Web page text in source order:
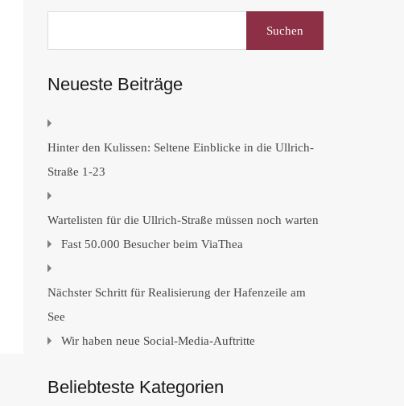
nach:
Neueste Beiträge
Hinter den Kulissen: Seltene Einblicke in die Ullrich-
Straße 1-23
Wartelisten für die Ullrich-Straße müssen noch warten
Fast 50.000 Besucher beim ViaThea
Nächster Schritt für Realisierung der Hafenzeile am
See
Wir haben neue Social-Media-Auftritte
Beliebteste Kategorien